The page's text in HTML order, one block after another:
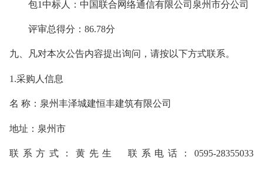
包1中标人：中国联合网络通信有限公司泉州市分公司
评审总得分： 86.78分
九、凡对本次公告内容提出询问，请按以下方式联系。
1.采购人 信息
名 称： 泉州丰泽城建恒丰建筑有限公司
地址： 泉州市
联系方式： 黄先生 联系电话：0595-28355033